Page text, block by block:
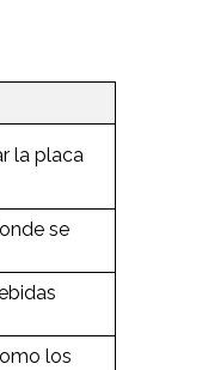
la placa
se
los